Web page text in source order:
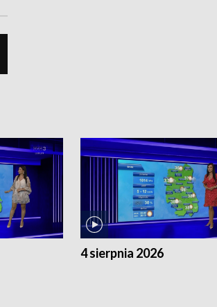
4 sierpnia 2026